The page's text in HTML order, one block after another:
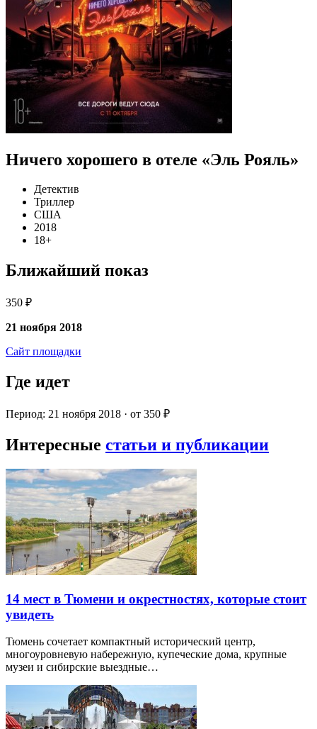
Ничего хорошего в отеле «Эль Рояль»
Детектив
Триллер
США
2018
18+
Ближайший показ
350 ₽
21 ноября 2018
Сайт площадки
Где идет
Период: 21 ноября 2018 · от 350 ₽
Интересные статьи и публикации
14 мест в Тюмени и окрестностях, которые стоит
увидеть
Тюмень сочетает компактный исторический центр,
многоуровневую набережную, купеческие дома, крупные
музеи и сибирские выездные…